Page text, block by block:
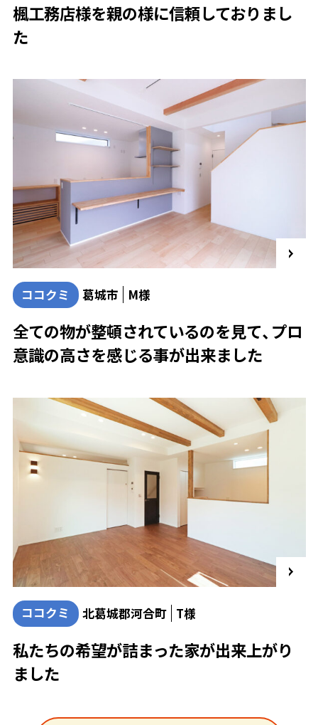
楓工務店様を親の様に信頼しておりまし
た
ココクミ 葛城市 M様
全ての物が整頓されているのを見て、プロ
意識の高さを感じる事が出来ました
ココクミ 北葛城郡河合町 T様
私たちの希望が詰まった家が出来上がり
ました